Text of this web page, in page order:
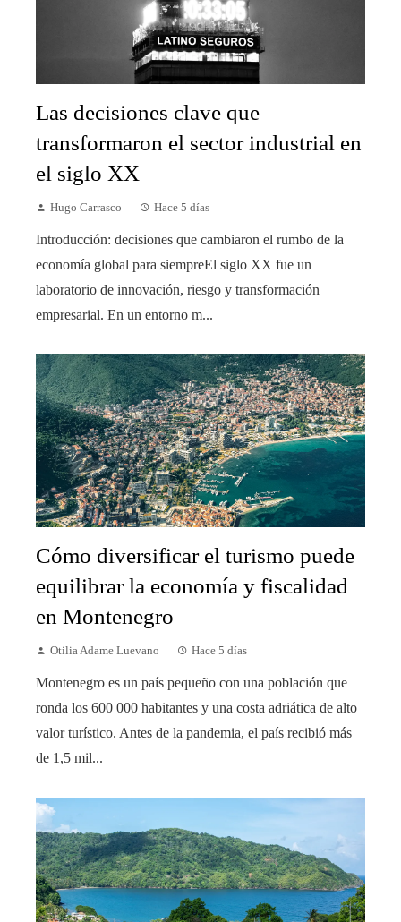
Las decisiones clave que
transformaron el sector industrial en
el siglo XX
Hugo Carrasco Hace 5 días
Introducción: decisiones que cambiaron el rumbo de la
economía global para siempreEl siglo XX fue un
laboratorio de innovación, riesgo y transformación
empresarial. En un entorno m...
Cómo diversificar el turismo puede
equilibrar la economía y fiscalidad
en Montenegro
Otilia Adame Luevano Hace 5 días
Montenegro es un país pequeño con una población que
ronda los 600 000 habitantes y una costa adriática de alto
valor turístico. Antes de la pandemia, el país recibió más
de 1,5 mil...